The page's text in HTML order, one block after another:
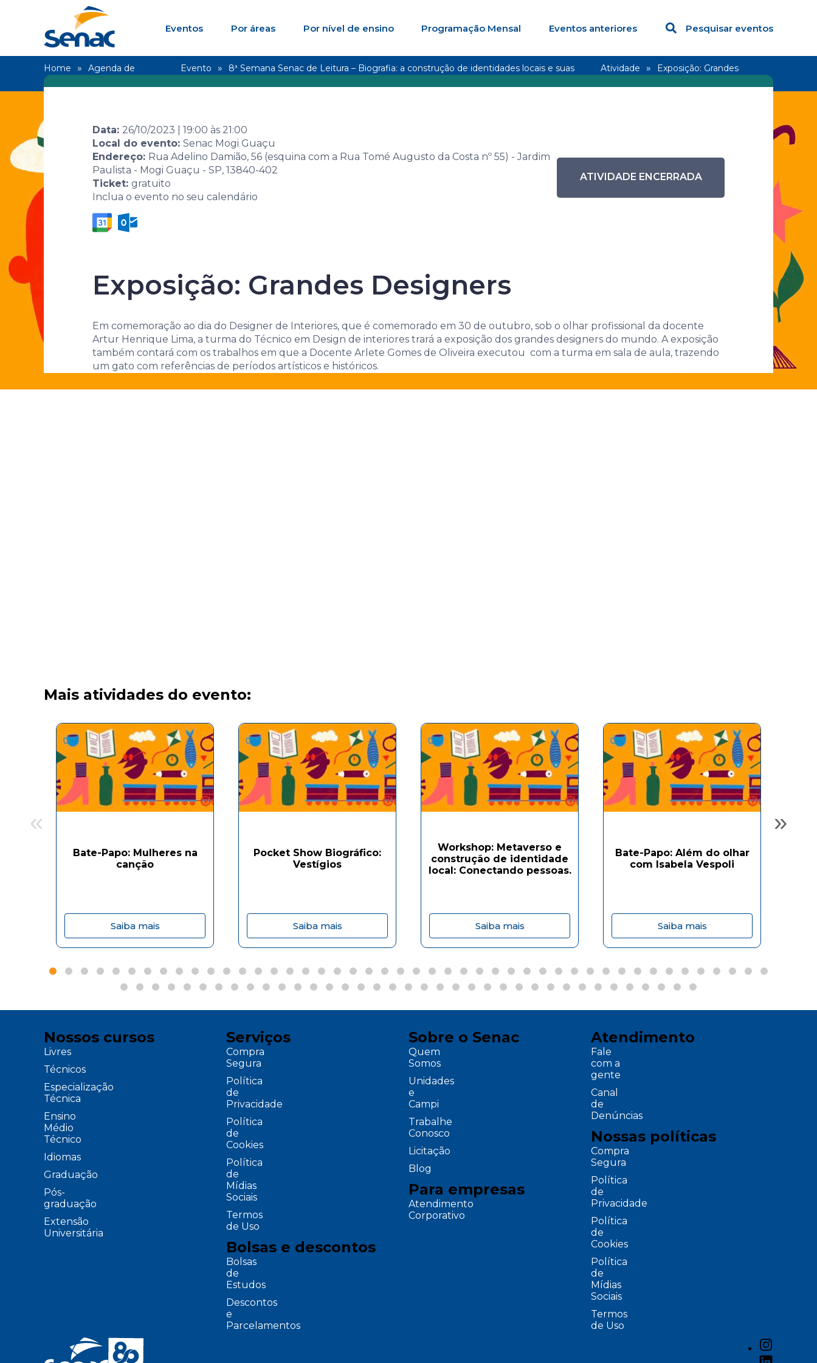
Eventos Por áreas Por nível de ensino Programação Mensal Eventos anteriores Pesquisar eventos
Home
Agenda de
Evento
8ª Semana Senac de Leitura – Biografia: a construção de identidades locais e suas
Atividade
Exposição: Grandes
8ª Semana Senac de Leitura –
Biografia: a construção de
identidades locais e suas conexões
Data: 26/10/2023 19:00 às 21:00
Local do evento: Senac Mogi Guaçu
Endereço: Rua Adelino Damião, 56 (esquina com a Rua Tomé Augusto da Costa nº 55) - Jardim
Paulista - Mogi Guaçu - SP, 13840-402
Ticket: gratuito
Inclua o evento no seu calendário
ATIVIDADE ENCERRADA
Exposição: Grandes Designers
Em comemoração ao dia do Designer de Interiores, que é comemorado em 30 de outubro, sob o olhar profissional da docente
Artur Henrique Lima, a turma do Técnico em Design de interiores trará a exposição dos grandes designers do mundo. A exposição
também contará com os trabalhos em que a Docente Arlete Gomes de Oliveira executou com a turma em sala de aula, trazendo
um gato com referências de períodos artísticos e históricos.
Mais atividades do evento:
Bate-Papo: Mulheres na
canção
Saiba mais
Pocket Show Biográfico:
Vestígios
Saiba mais
Workshop: Metaverso e
construção de identidade
local: Conectando pessoas.
Saiba mais
Bate-Papo: Além do olhar
com Isabela Vespoli
Saiba mais
« »
Nossos cursos
Livres
Técnicos
Especialização
Técnica
Ensino
Médio
Técnico
Idiomas
Graduação
Pós-
graduação
Extensão
Universitária
Serviços
Compra
Segura
Política
de
Privacidade
Política
de
Cookies
Política
de
Mídias
Sociais
Termos
de Uso
Bolsas e descontos
Bolsas
de
Estudos
Descontos
e
Parcelamentos
Sobre o Senac
Quem
Somos
Unidades
e
Campi
Trabalhe
Conosco
Licitação
Blog
Para empresas
Atendimento
Corporativo
Atendimento
Fale
com a
gente
Canal
de
Denúncias
Nossas políticas
Compra
Segura
Política
de
Privacidade
Política
de
Cookies
Política
de
Mídias
Sociais
Termos
de Uso